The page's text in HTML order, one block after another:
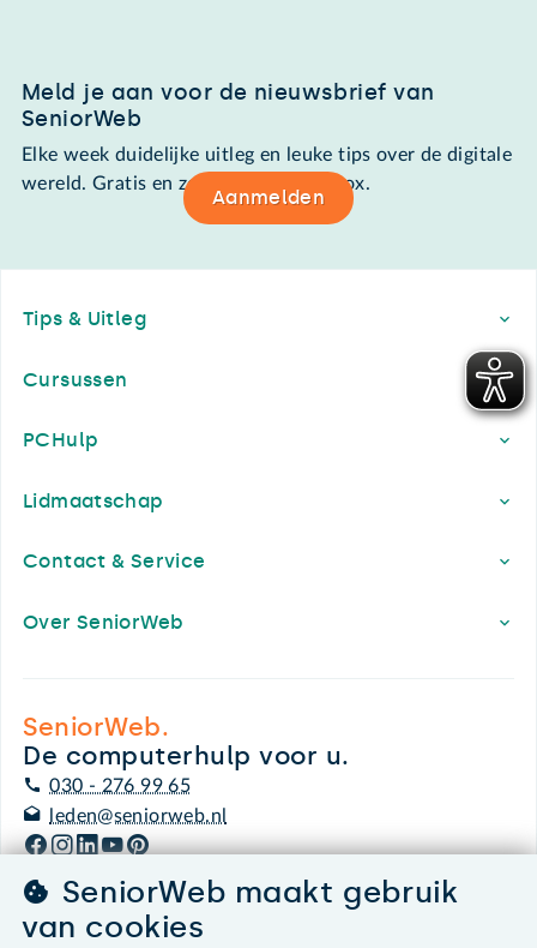
Meld je aan voor de nieuwsbrief van
SeniorWeb
Elke week duidelijke uitleg en leuke tips over de digitale
wereld. Gratis en zomaar in de mailbox.
Aanmelden
Tips & Uitleg
Cursussen
PCHulp
Lidmaatschap
Contact & Service
Over SeniorWeb
SeniorWeb.
De computerhulp voor u.
030 - 276 99 65
leden@seniorweb.nl
SeniorWeb maakt gebruik
van cookies